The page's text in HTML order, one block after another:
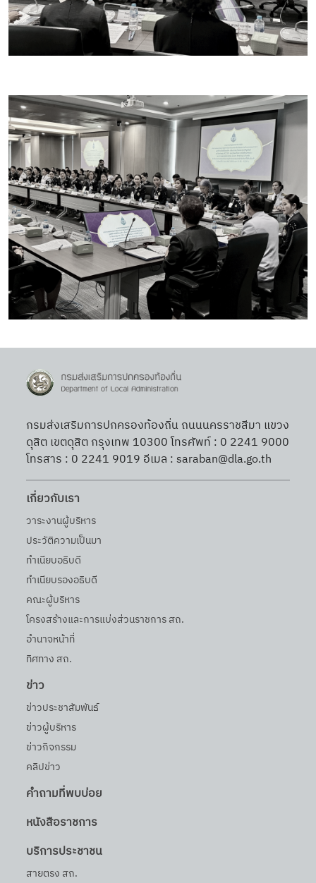
กรมส่งเสริมการปกครองท้องถิ่น ถนนนครราชสีมา แขวง
ดุสิต เขตดุสิต กรุงเทพ 10300 โทรศัพท์ : 0 2241 9000
โทรสาร : 0 2241 9019 อีเมล : saraban@dla.go.th
เกี่ยวกับเรา
วาระงานผู้บริหาร
ประวัติความเป็นมา
ทำเนียบอธิบดี
ทำเนียบรองอธิบดี
คณะผู้บริหาร
โครงสร้างและการแบ่งส่วนราชการ สถ.
อำนาจหน้าที่
ทิศทาง สถ.
ข่าว
ข่าวประชาสัมพันธ์
ข่าวผู้บริหาร
ข่าวกิจกรรม
คลิปข่าว
คำถามที่พบบ่อย
หนังสือราชการ
บริการประชาชน
สายตรง สถ.